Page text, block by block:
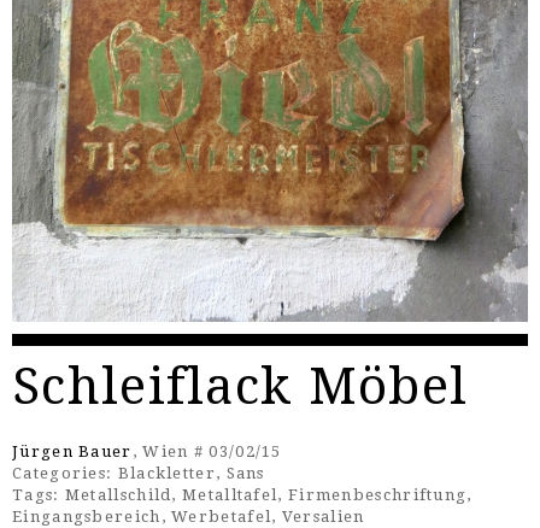
Schleiflack Möbel
Jürgen Bauer , Wien # 03/02/15
Categories: Blackletter , Sans
Tags: Metallschild,Metalltafel, Firmenbeschriftung,
Eingangsbereich ,Werbetafel, Versalien